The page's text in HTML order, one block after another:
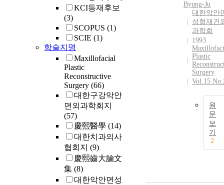
KCI등재후보
(3)
SCOPUS (1)
SCIE (1)
학술지명
Maxillofacial
Plastic
Reconstructive
Surgery (66)
대한구강악안
면외과학회지
(57)
慶熙醫學 (14)
대한치과의사
협회지 (9)
慶熙齒大論文
集 (8)
대한악안면성
Byung-Ju
대한악안
성형재건
과학회
1993
Plastic
Surgery
Vol.15
원
문
보
기
2